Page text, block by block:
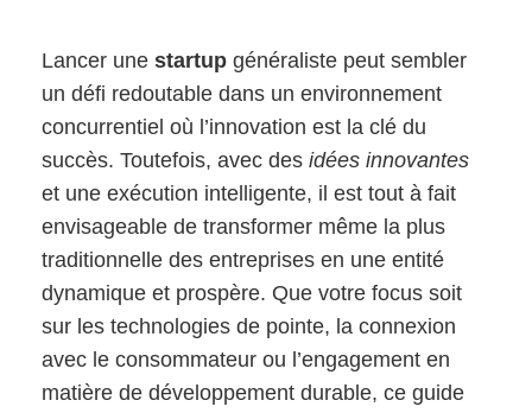
Lancer une startup généraliste peut sembler
un défi redoutable dans un environnement
concurrentiel où l’innovation est la clé du
succès. Toutefois, avec des idées innovantes
et une exécution intelligente, il est tout à fait
envisageable de transformer même la plus
traditionnelle des entreprises en une entité
dynamique et prospère. Que votre focus soit
sur les technologies de pointe, la connexion
avec le consommateur ou l’engagement en
matière de développement durable, ce guide